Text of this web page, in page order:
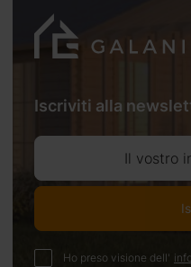
Iscriviti alla
Il vostro
Ho preso visione dell'